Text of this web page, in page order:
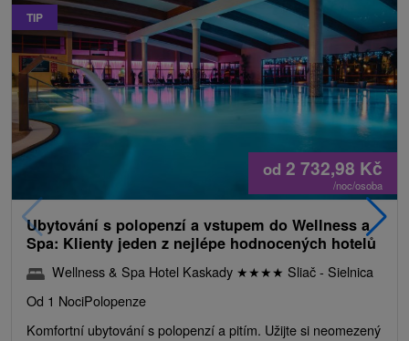
TIP
od 2 732,98 Kč
/noc/osoba
Ubytování s polopenzí a vstupem do Wellness a
Spa: Klienty jeden z nejlépe hodnocených hotelů
Wellness & Spa Hotel Kaskady ★★★★ Sliač - Sielnica
Od 1 NociPolopenze
Komfortní ubytování s polopenzí a pitím. Užijte si neomezený